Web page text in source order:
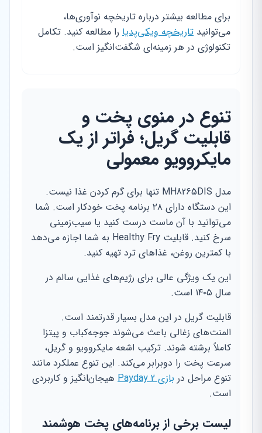
برای مطالعه بیشتر درباره تاریخچه نوآوری‌ها،
می‌توانید تاریخچه ویکی‌پدیا را مطالعه کنید. تکامل
تکنولوژی در هر زمینه‌ای شگفت‌انگیز است.
تنوع در منوی پخت و
قابلیت گریل؛ فراتر از یک
مایکروویو معمولی
مدل MH8265DIS تنها برای گرم کردن غذا نیست.
این دستگاه دارای ۲۸ برنامه پخت خودکار است. شما
می‌توانید با آن ماست درست کنید یا سیب‌زمینی
سرخ کنید. قابلیت Healthy Fry به شما اجازه می‌دهد
با کمترین روغن، غذاهای ترد تهیه کنید.
این یک ویژگی عالی برای رژیم‌های غذایی سالم در
سال ۱۴۰۵ است.
قابلیت گریل در این مدل بسیار قدرتمند است.
المنت‌های زغالی باعث می‌شوند جوجه‌کباب و پیتزا
کاملاً برشته شوند. ترکیب اشعه مایکروویو و گریل،
سرعت پخت را دوبرابر می‌کند. این تنوع عملکرد مانند
تنوع مراحل در بازی Payday 2
هیجان‌انگیز و کاربردی
است.
لیست برخی از برنامه‌های پخت هوشمند